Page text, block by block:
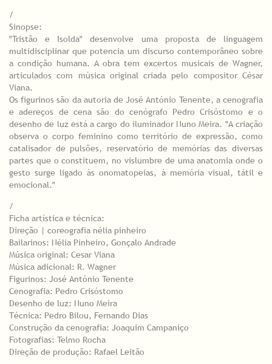
/
Sinopse:
"Tristão e Isolda" desenvolve uma proposta de linguagem
multidisciplinar que potencia um discurso contemporâneo sobre
a condição humana. A obra tem excertos musicais de Wagner,
articulados com música original criada pelo compositor César
Viana.
Os figurinos são da autoria de José António Tenente, a cenografia
e adereços de cena são do cenógrafo Pedro Crisóstomo e o
desenho de luz está a cargo do iluminador Nuno Meira. "A criação
observa o corpo feminino como território de expressão, como
catalisador de pulsões, reservatório de memórias das diversas
partes que o constituem, no vislumbre de uma anatomia onde o
gesto surge ligado às onomatopeias, à memória visual, tátil e
emocional."
/
Ficha artística e técnica:
Direção | coreografia nélia pinheiro
Bailarinos: Nélia Pinheiro, Gonçalo Andrade
Música original: Cesar Viana
Música adicional: R. Wagner
Figurinos: José António Tenente
Cenografia: Pedro Crisóstomo
Desenho de luz: Nuno Meira
Técnica: Pedro Bilou, Fernando Dias
Construção da cenografia: Joaquim Campaniço
Fotografias: Telmo Rocha
Direção de produção: Rafael Leitão